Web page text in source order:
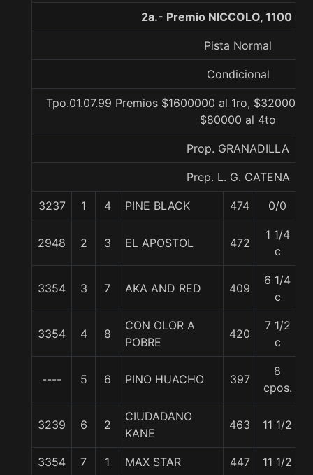
2a.- Premio NICCOLO, 1100
Pista Normal
Condicional
Tpo.01.07.99 Premios $1600000 al 1ro, $320000
$80000 al 4to
Prop. GRANADILLA
Prep. L. G. CATENA
3237 1 4 PINE BLACK 474 0/0
2948 2 3 EL APOSTOL 472
1 1/4
c
3354 3 7 AKA AND RED 409
6 1/4
c
3354 4 8
CON OLOR A
POBRE
420
7 1/2
c
---- 5 6 PINO HUACHO 397
8
cpos.
3239 6 2
CIUDADANO
KANE
463 11 1/2
3354 7 1 MAX STAR 447 11 1/2